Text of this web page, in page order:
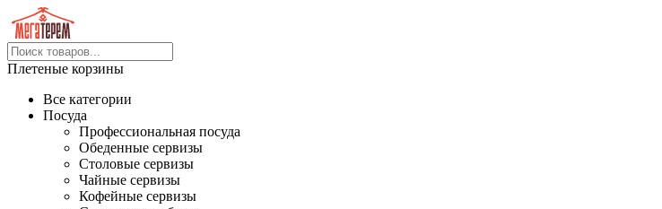
Плетеные корзины
Все категории
Посуда
Профессиональная посуда
Обеденные сервизы
Столовые сервизы
Чайные сервизы
Кофейные сервизы